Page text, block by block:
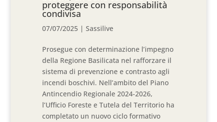
proteggere con responsabilità
condivisa
07/07/2025 |Sassilive
Prosegue con determinazione l’impegno
della Regione Basilicata nel rafforzare il
sistema di prevenzione e contrasto agli
incendi boschivi. Nell’ambito del Piano
Antincendio Regionale 2024-2026,
l’Ufficio Foreste e Tutela del Territorio ha
completato un nuovo ciclo formativo